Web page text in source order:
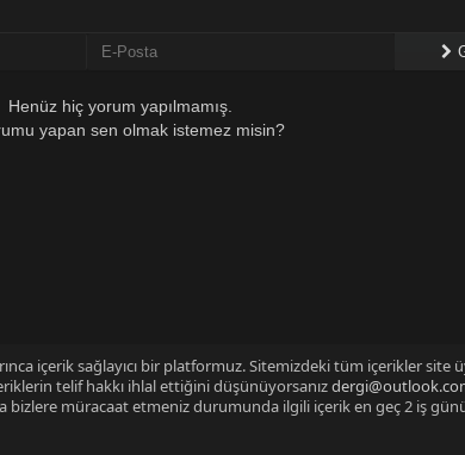
Henüz hiç yorum yapılmamış.
yapan sen olmak istemez misin?
içerik sağlayıcı bir platformuz. Sitemizdeki tüm içerikler site
telif hakkı ihlal ettiğini düşünüyorsanız
bizlere müracaat etmeniz durumunda ilgili içerik en geç 2 iş